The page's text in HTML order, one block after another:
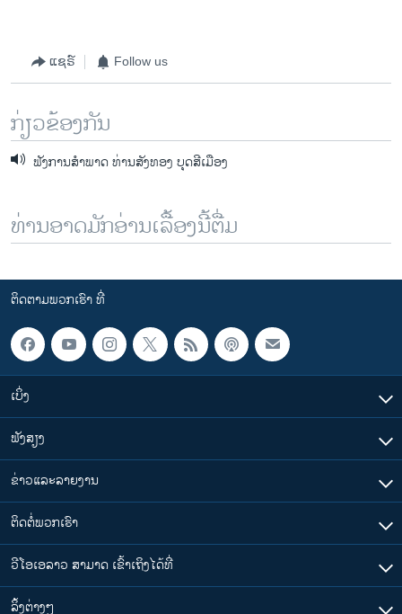
ແຊຣ໌ Follow us
ກ່ຽວຂ້ອງກັນ
ຟັງການສຳພາດ ທ່ານສັງທອງ ບຸດສີເມືອງ
ທ່ານອາດມັກອ່ານເລື້ອງນີ້ຕື່ມ
ຕິດຕາມພວກເຮົາ ທີ່
ເບິ່ງ
ຟັງສຽງ
ຂ່າວແລະລາຍງານ
ຕິດຕໍ່ພວກເຮົາ
ວີໂອເອລາວ ສາມາດ ເຂົ້າເຖິງໄດ້ທີ່
​ລິ້ງ​ຕ່າງໆ